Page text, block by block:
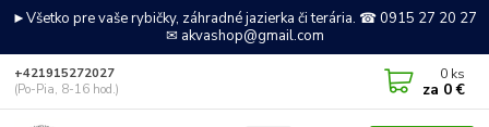
►Všetko pre vaše rybičky, záhradné jazierka či terária. ☎ 0915 27 20 27
✉ akvashop@gmail.com
+421915272027
(Po-Pia, 8-16 hod.)
0 ks
za 0 €